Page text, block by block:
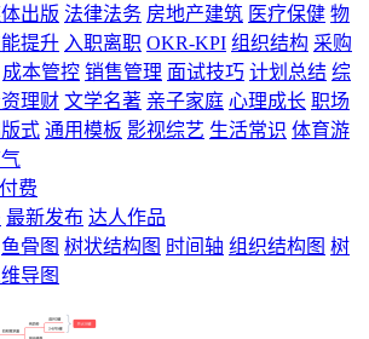
出版 法律法务 房地产建筑 医疗保健 物
提升 入职离职 OKR-KPI 组织结构 采购
成本管控 销售管理 面试技巧 计划总结 综
理财 文学名著 亲子家庭 心理成长 职场
式 通用模板 影视综艺 生活常识 体育游
付费
最新发布 达人作品
鱼骨图 树状结构图 时间轴 组织结构图 树
导图